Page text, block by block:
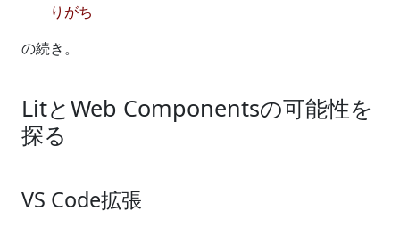
りがち
の続き。
LitとWeb Componentsの可能性を
探る
VS Code拡張